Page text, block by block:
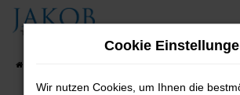
Zum
Cookie
Wir nutzen Cookies, um Ihnen die